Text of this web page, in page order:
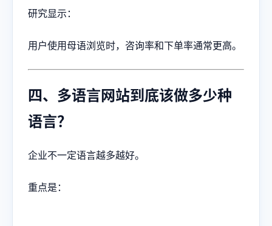
研究显示：
用户使用母语浏览时，咨询率和下单率通常更高。
四、多语言网站到底该做多少种
语言？
企业不一定语言越多越好。
重点是：